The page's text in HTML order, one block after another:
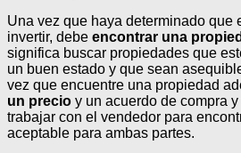
Una vez que haya determinado que
invertir, debe encontrar una
significa buscar propiedades que
un buen estado y que sean
vez que encuentre una propiedad
un precio y un acuerdo de compra
trabajar con el vendedor para
aceptable para ambas partes.